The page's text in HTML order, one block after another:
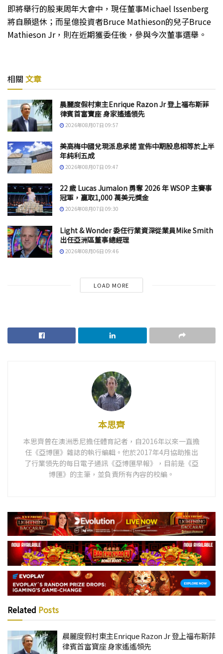
即將舉行的股東周年大會中，現任董事Michael Issenberg
將自願退休；而星億投資者Bruce Mathieson的兒子Bruce
Mathieson Jr，則在近期獲委任後，參與今次董事選舉。
相關 文章
晨麗度假村東主Enrique Razon Jr 登上福布斯菲
律賓首富寶座 身家遙遙領先
2026年08月07日 09:57
美高梅中國兌現派息承諾 宣佈中期股息相等於上半
年純利五成
2026年08月07日 09:47
22 歲 Lucas Jumalon 勇奪 2026 年 WSOP 主賽事
冠軍，贏取1,000 萬美元獎金
2026年08月07日 09:30
Light & Wonder 委任行業資深從業員Mike Smith
出任亞洲區董事總經理
2026年08月06日 09:46
LOAD MORE
本思齊
本思齊曾在澳洲悉尼擔任體育記者，自2016年以來一直擔
任《亞博匯》雜誌的執行編輯。他於2017年4月協助推出
了行業領先的每日電子通訊《亞博匯早報》，目前是《亞
博匯》的主筆，並負責所有內容的校編。
Related Posts
晨麗度假村東主Enrique Razon Jr 登上福布斯菲
律賓首富寶座 身家遙遙領先